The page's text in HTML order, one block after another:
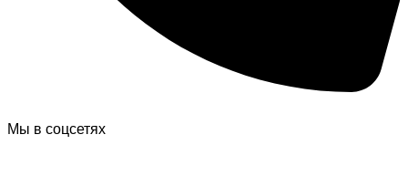
Мы в соцсетях